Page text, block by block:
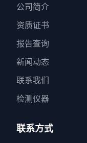
公司简介
资质证书
报告查询
新闻动态
联系我们
检测仪器
联系方式